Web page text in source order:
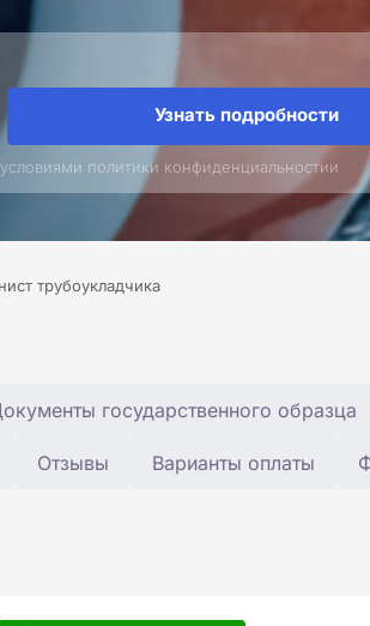
Узнать подробности
политики конфиденциальностии
трубоукладчика
государственного образца
Отзывы Варианты оплаты